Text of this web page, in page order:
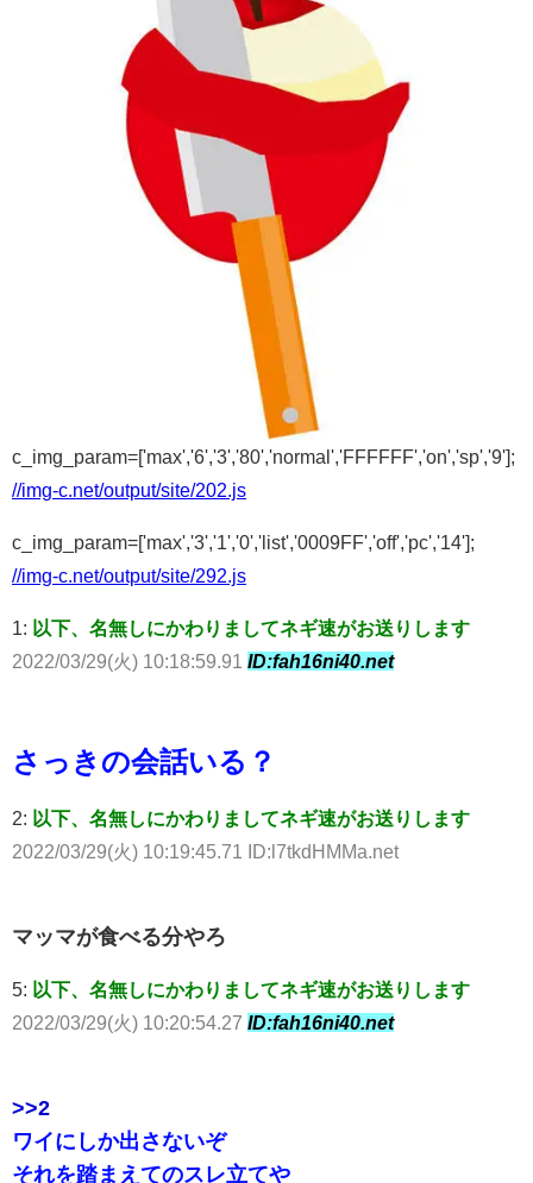
c_img_param=['max','6','3','80','normal','FFFFFF','on','sp','9'];
//img-c.net/output/site/202.js
c_img_param=['max','3','1','0','list','0009FF','off','pc','14'];
//img-c.net/output/site/292.js
1: 以下、名無しにかわりましてネギ速がお送りします
2022/03/29(火) 10:18:59.91 ID:fah16ni40.net
さっきの会話いる？
2: 以下、名無しにかわりましてネギ速がお送りします
2022/03/29(火) 10:19:45.71 ID:l7tkdHMMa.net
マッマが食べる分やろ
5: 以下、名無しにかわりましてネギ速がお送りします
2022/03/29(火) 10:20:54.27 ID:fah16ni40.net
>>2
ワイにしか出さないぞ
それを踏まえてのスレ立てや